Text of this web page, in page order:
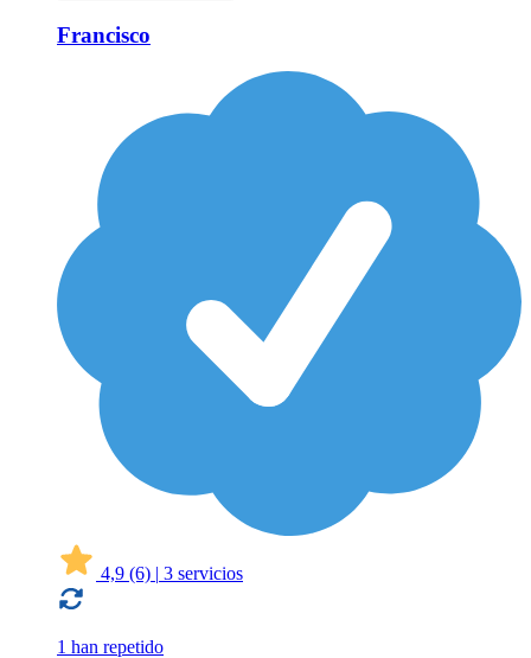
Francisco
4,9 (6) | 3 servicios
1 han repetido